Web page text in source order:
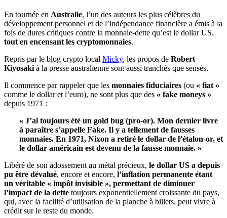
En tournée en Australie, l’un des auteurs les plus célèbres du
développement personnel et de l’indépendance financière a émis à la
fois de dures critiques contre la monnaie-dette qu’est le dollar US,
tout en encensant les cryptomonnaies.
Repris par le blog crypto local Micky, les propos de Robert
Kiyosaki à la presse australienne sont aussi tranchés que sensés.
Il commence par rappeler que les monnaies fiduciaires (ou « fiat »
comme le dollar et l’euro), ne sont plus que des « fake moneys »
depuis 1971 :
« J’ai toujours été un gold bug (pro-or). Mon dernier livre
à paraître s’appelle Fake. Il y a tellement de fausses
monnaies. En 1971, Nixon a retiré le dollar de l’étalon-or, et
le dollar américain est devenu de la fausse monnaie. »
Libéré de son adossement au métal précieux, le dollar US a depuis
pu être dévalué, encore et encore, l’inflation permanente étant
un véritable « impôt invisible », permettant de diminuer
l’impact de la dette toujours exponentiellement croissante du pays,
qui, avec la facilité d’utilisation de la planche à billets, peut vivre à
crédit sur le reste du monde.